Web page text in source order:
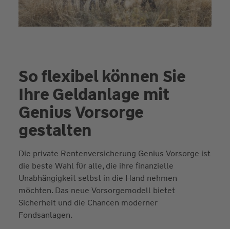
So flexibel können Sie
Ihre Geldanlage mit
Genius Vorsorge
gestalten
Die private Rentenversicherung Genius Vorsorge ist
die beste Wahl für alle, die ihre finanzielle
Unabhängigkeit selbst in die Hand nehmen
möchten. Das neue Vorsorgemodell bietet
Sicherheit und die Chancen moderner
Fondsanlagen.